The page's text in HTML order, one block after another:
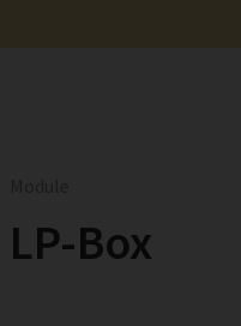
LP-Box